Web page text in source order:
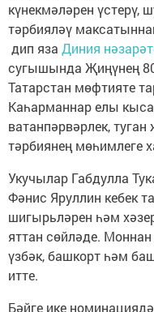
күнекмәләрен үстерү,
тәрбияләү
дип яза Диния
сугышында Җиңүнең
Татарстан мөфтияте
Каһарманнар елы
ватанпәрвәрлек,
тәрбиянең мөһимлеге
Укучылар Габдулла
Фәнис Яруллин кебек
шигырьләрен һәм
яттан сөйләде.
үзбәк, башкорт һәм
итте.
Бәйге ике